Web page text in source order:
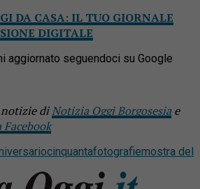
DA CASA: IL TUO GIORNALE
DIGITALE
aggiornato seguendoci su Google
notizie diNotizia Oggi Borgosesia e
Facebook
cinquantafotografiemostra del